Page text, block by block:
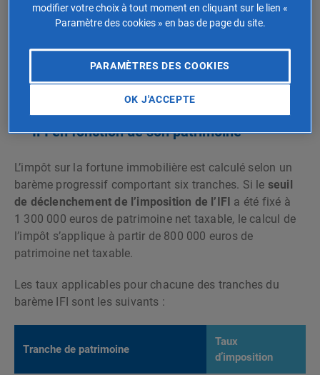
La valeur nette taxable de votre patrimoine soumis à
et votre passif (l’ensemble des dettes déductibles).
Quel est le barème de l’IFI ? Calculer son
IFI en fonction de son patrimoine
L’impôt sur la fortune immobilière est calculé selon un
barème progressif comportant six tranches. Si le seuil
de déclenchement de l’imposition de l’IFI a été fixé à
1 300 000 euros de patrimoine net taxable, le calcul de
l’impôt s’applique à partir de 800 000 euros de
patrimoine net taxable.
Les taux applicables pour chacune des tranches du
barème IFI sont les suivants :
Tranche de patrimoine
Taux
d’imposition
modifier votre choix à tout moment en cliquant sur le lien «
Paramètre des cookies » en bas de page du site.
PARAMÈTRES DES COOKIES
OK J'ACCEPTE